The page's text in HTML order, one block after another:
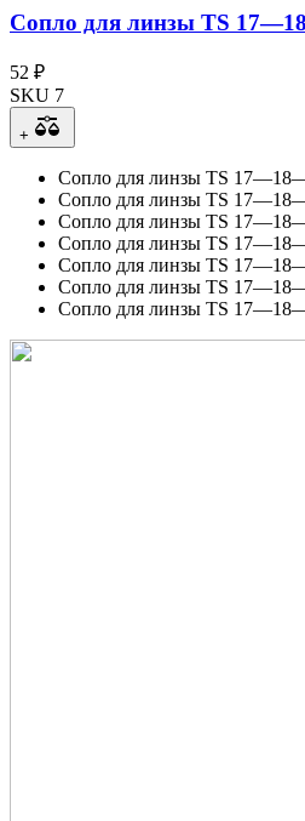
Сопло для линзы TS
52 ₽
SKU 7
+
Сопло для линзы TS
Сопло для линзы TS
Сопло для линзы TS
Сопло для линзы TS
Сопло для линзы TS
Сопло для линзы TS
Сопло для линзы TS